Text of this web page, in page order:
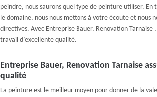
peindre, nous saurons quel type de peinture utiliser. En
le domaine, nous nous mettons à votre écoute et nous
directives. Avec Entreprise Bauer, Renovation Tarnaise
travail d’excellente qualité.
Entreprise Bauer, Renovation Tarnaise
qualité
La peinture est le meilleur moyen pour donner de la